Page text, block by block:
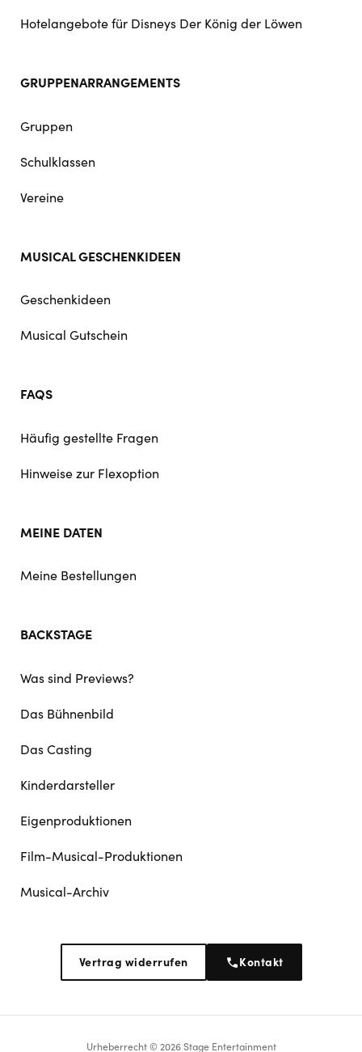
Hotelangebote für Disneys Der König der Löwen
GRUPPENARRANGEMENTS
Gruppen
Schulklassen
Vereine
MUSICAL GESCHENKIDEEN
Geschenkideen
Musical Gutschein
FAQS
Häufig gestellte Fragen
Hinweise zur Flexoption
MEINE DATEN
Meine Bestellungen
BACKSTAGE
Was sind Previews?
Das Bühnenbild
Das Casting
Kinderdarsteller
Eigenproduktionen
Film-Musical-Produktionen
Musical-Archiv
Vertrag widerrufen Kontakt
Urheberrecht © 2026 Stage Entertainment